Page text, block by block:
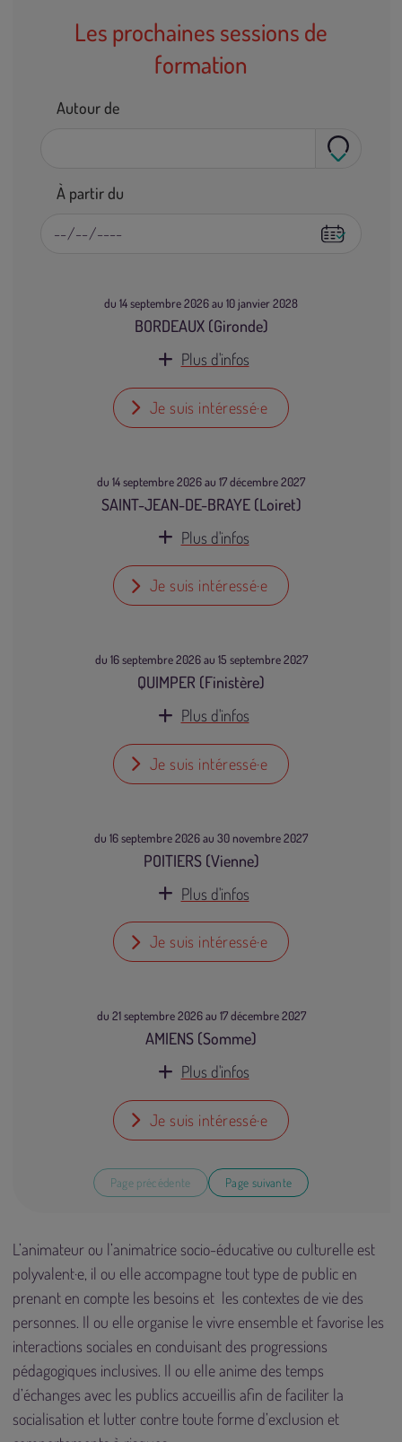
Les prochaines sessions de
formation
Autour de
À partir du
du 14 septembre 2026 au 10 janvier 2028
BORDEAUX (Gironde)
Plus d'infos
Je suis intéressé·e
du 14 septembre 2026 au 17 décembre 2027
SAINT-JEAN-DE-BRAYE (Loiret)
Plus d'infos
Je suis intéressé·e
du 16 septembre 2026 au 15 septembre 2027
QUIMPER (Finistère)
Plus d'infos
Je suis intéressé·e
du 16 septembre 2026 au 30 novembre 2027
POITIERS (Vienne)
Plus d'infos
Je suis intéressé·e
du 21 septembre 2026 au 17 décembre 2027
AMIENS (Somme)
Plus d'infos
Je suis intéressé·e
Page précédente Page suivante
L’animateur ou l’animatrice socio-éducative ou culturelle est
polyvalent·e, il ou elle accompagne tout type de public en
prenant en compte les besoins et les contextes de vie des
personnes. Il ou elle organise le vivre ensemble et favorise les
interactions sociales en conduisant des progressions
pédagogiques inclusives. Il ou elle anime des temps
d’échanges avec les publics accueillis afin de faciliter la
socialisation et lutter contre toute forme d’exclusion et